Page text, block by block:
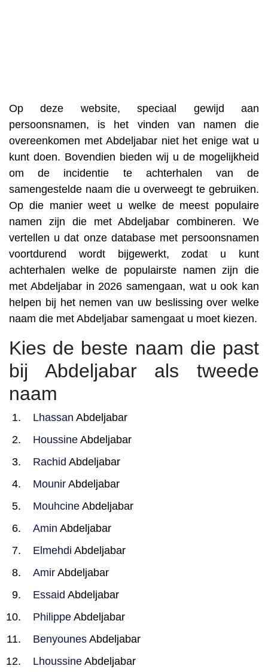
Op deze website, speciaal gewijd aan
persoonsnamen, is het vinden van namen die
overeenkomen met Abdeljabar niet het enige wat u
kunt doen. Bovendien bieden wij u de mogelijkheid
om de incidentie te achterhalen van de
samengestelde naam die u overweegt te gebruiken.
Op die manier weet u welke de meest populaire
namen zijn die met Abdeljabar combineren. We
vertellen u dat onze database met persoonsnamen
voortdurend wordt bijgewerkt, zodat u kunt
achterhalen welke de populairste namen zijn die
met Abdeljabar in 2026 samengaan, wat u ook kan
helpen bij het nemen van uw beslissing over welke
naam die met Abdeljabar samengaat u moet kiezen.
Kies de beste naam die past
bij Abdeljabar als tweede
naam
Lhassan Abdeljabar
Houssine Abdeljabar
Rachid Abdeljabar
Mounir Abdeljabar
Mouhcine Abdeljabar
Amin Abdeljabar
Elmehdi Abdeljabar
Amir Abdeljabar
Essaid Abdeljabar
Philippe Abdeljabar
Benyounes Abdeljabar
Lhoussine Abdeljabar